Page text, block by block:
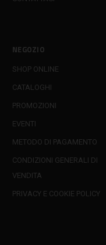
NEGOZIO
SHOP ONLINE
CATALOGHI
PROMOZIONI
EVENTI
METODO DI PAGAMENTO
CONDIZIONI GENERALI DI
VENDITA
PRIVACY E COOKIE POLICY